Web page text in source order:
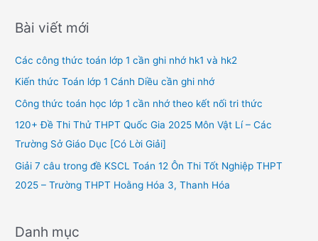
r
h
f
o
Bài viết mới
Các công thức toán lớp 1 cần ghi nhớ hk1 và hk2
Kiến thức Toán lớp 1 Cánh Diều cần ghi nhớ
Công thức toán học lớp 1 cần nhớ theo kết nối tri thức
120+ Đề Thi Thử THPT Quốc Gia 2025 Môn Vật Lí – Các
Trường Sở Giáo Dục [Có Lời Giải]
Giải 7 câu trong đề KSCL Toán 12 Ôn Thi Tốt Nghiệp THPT
2025 – Trường THPT Hoằng Hóa 3, Thanh Hóa
Danh mục